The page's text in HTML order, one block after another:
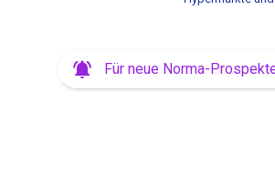
Für neue Norma-